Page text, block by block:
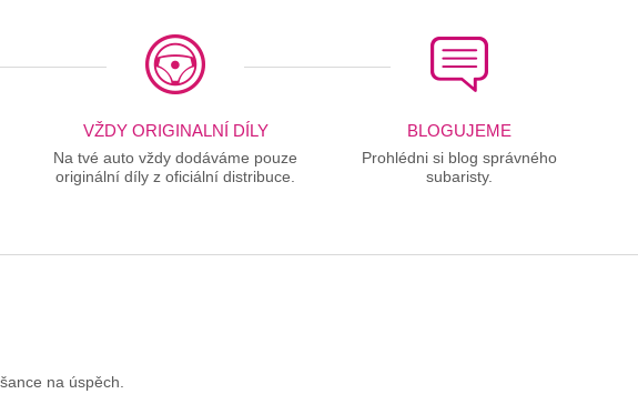
VŽDY ORIGINALNÍ DÍLY
Na tvé auto vždy dodáváme pouze
originální díly z oficiální distribuce.
BLOGUJEME
Prohlédni si blog správného
subaristy.
na úspěch.